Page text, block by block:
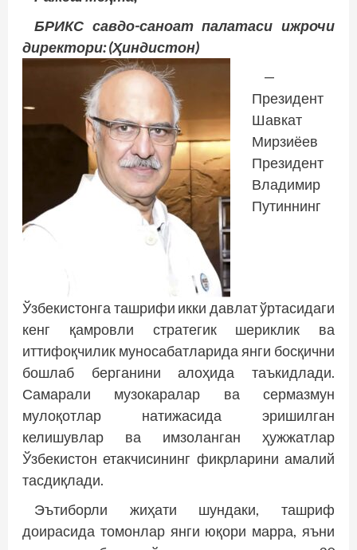
БРИКС савдо-саноат палатаси ижрочи
директори: (Ҳиндистон)
—
Президент
Шавкат
Мирзиёев
Президент
Владимир
Путиннинг
Ўзбекистонга ташрифи икки давлат ўртасидаги
кенг қамровли стратегик шериклик ва
иттифоқчилик муносабатларида янги босқични
бошлаб берганини алоҳида таъкидлади.
Самарали музокаралар ва сермазмун
мулоқотлар натижасида эришилган
келишувлар ва имзоланган ҳужжатлар
Ўзбекистон етакчисининг фикрларини амалий
тасдиқлади.
Эътиборли жиҳати шундаки, ташриф
доирасида томонлар янги юқори марра, яъни